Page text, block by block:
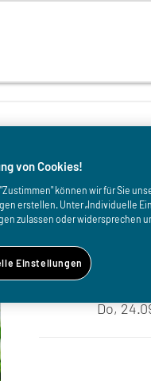
Do,
von Cookies!
können wir für Sie
erstellen. Unter „Individuelle
zulassen oder widersprechen
Einstellungen